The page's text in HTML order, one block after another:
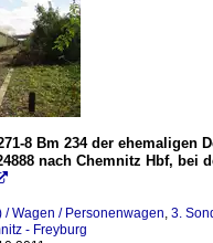
8 Bm 234 der ehemaligen
nach Chemnitz Hbf, bei
/ Wagen / Personenwagen, 3.
- Freyburg